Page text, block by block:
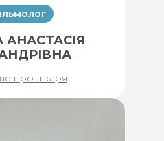
АНАСТАСІЯ
про лікаря